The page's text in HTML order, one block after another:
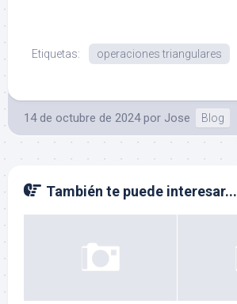
Etiquetas: operaciones triangulares
14 de octubre de 2024 por Jose Blog
También te puede interesar...